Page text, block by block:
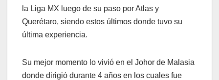
la Liga MX luego de su paso por Atlas y
Querétaro, siendo estos últimos donde tuvo su
última experiencia.
Su mejor momento lo vivió en el Johor de Malasia
donde dirigió durante 4 años en los cuales fue